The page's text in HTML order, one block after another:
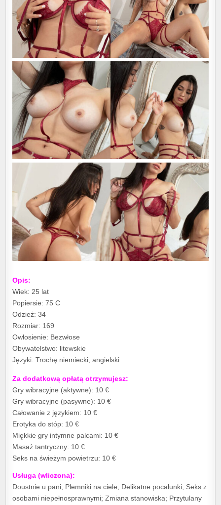
Opis:
Wiek: 25 lat
Popiersie: 75 C
Odzież: 34
Rozmiar: 169
Owłosienie: Bezwłose
Obywatelstwo: litewskie
Języki: Trochę niemiecki, angielski
Za dodatkową opłatą otrzymujesz:
Gry wibracyjne (aktywne): 10 €
Gry wibracyjne (pasywne): 10 €
Całowanie z językiem: 10 €
Erotyka do stóp: 10 €
Miękkie gry intymne palcami: 10 €
Masaż tantryczny: 10 €
Seks na świeżym powietrzu: 10 €
Usługa (wliczona):
Doustnie u pani; Plemniki na ciele; Delikatne pocałunki; Seks z
osobami niepełnosprawnymi; Zmiana stanowiska; Przytulany